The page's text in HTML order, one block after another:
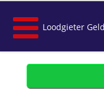
Loodgieter